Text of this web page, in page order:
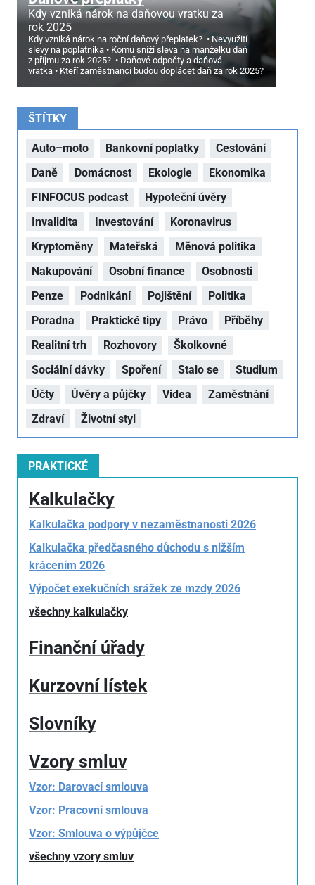
Kdy vzniká nárok na daňovou vratku za
rok 2025
Kdy vzniká nárok na roční daňový přeplatek?
Nevyužití
slevy na poplatníka
Komu sníží sleva na manželku daň
z příjmu za rok 2025?
Daňové odpočty a daňová
vratka
Kteří zaměstnanci budou doplácet daň za rok 2025?
ŠTÍTKY
Auto–moto Bankovní poplatky
Cestování
Daně
Domácnost Ekologie
Ekonomika
FINFOCUS podcast
Hypoteční úvěry
Invalidita
Investování
Koronavirus
Kryptoměny
Mateřská
Měnová politika
Nakupování
Osobní finance
Osobnosti
Penze
Podnikání Pojištění
Politika
Poradna
Praktické tipy Právo
Příběhy
Realitní trh
Rozhovory
Školkovné
Sociální dávky
Spoření Stalo se
Studium
Účty
Úvěry a půjčky Videa
Zaměstnání
Zdraví
Životní styl
PRAKTICKÉ
Kalkulačky
Kalkulačka podpory v nezaměstnanosti 2026
Kalkulačka předčasného důchodu s nižším
krácením 2026
Výpočet exekučních srážek ze mzdy 2026
všechny kalkulačky
Finanční úřady
Kurzovní lístek
Slovníky
Vzory smluv
Vzor: Darovací smlouva
Vzor: Pracovní smlouva
Vzor: Smlouva o výpůjčce
všechny vzory smluv